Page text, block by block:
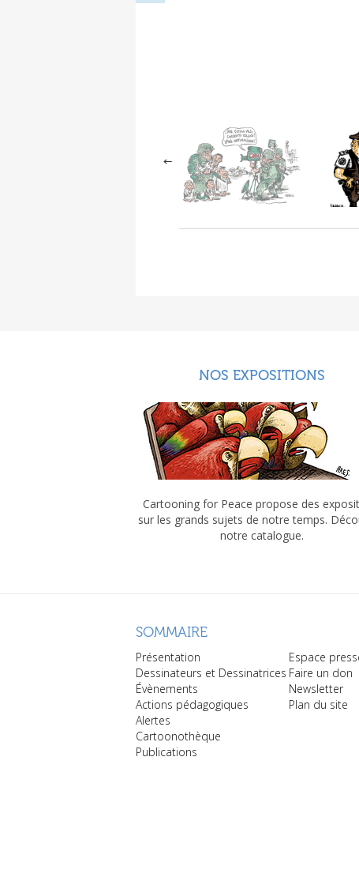
NOS EXPOSITIONS
Cartooning for Peace propose des
sur les grands sujets de notre temps.
notre catalogue.
SOMMAIRE
Présentation
Dessinateurs et Dessinatrices
Évènements
Actions pédagogiques
Alertes
Cartoonothèque
Publications
Espace
Faire un don
Newsletter
Plan du site